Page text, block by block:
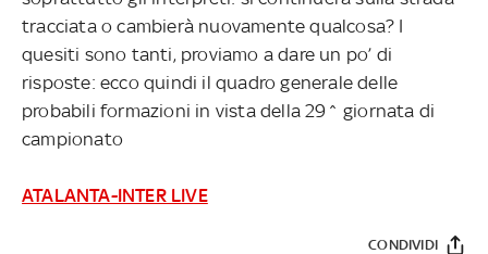
tracciata o cambierà nuovamente qualcosa? I
quesiti sono tanti, proviamo a dare un po’ di
risposte: ecco quindi il quadro generale delle
probabili formazioni in vista della 29^ giornata di
campionato
ATALANTA-INTER LIVE
CONDIVIDI